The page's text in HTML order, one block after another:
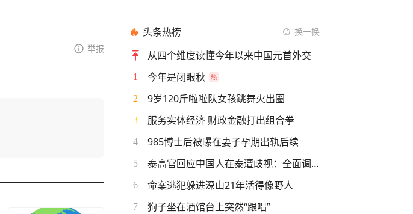
举报
头条热榜 换一换
从四个维度读懂今年以来中国元首外交
1 今年是闭眼秋
2 9岁120斤啦啦队女孩跳舞火出圈
3 服务实体经济 财政金融打出组合拳
4 985博士后被曝在妻子孕期出轨后续
5 泰高官回应中国人在泰遭歧视：全面调查
6 命案逃犯躲进深山21年活得像野人
7 狗子坐在酒馆台上突然“跟唱”